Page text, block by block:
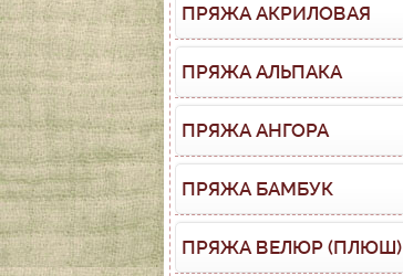
ПРЯЖА АКРИЛОВАЯ
ПРЯЖА АЛЬПАКА
ПРЯЖА АНГОРА
ПРЯЖА БАМБУК
ПРЯЖА ВЕЛЮР (ПЛЮШ)